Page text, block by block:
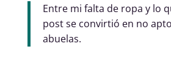
Entre mi falta de ropa y lo
post se convirtió en no
abuelas.